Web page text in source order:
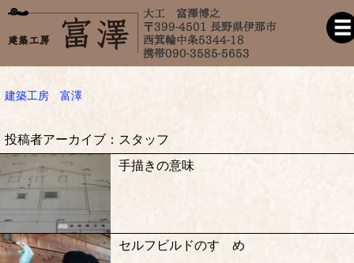
建築工房 富澤
投稿者アーカイブ：スタッフ
手描きの意味
セルフビルドのすゝめ